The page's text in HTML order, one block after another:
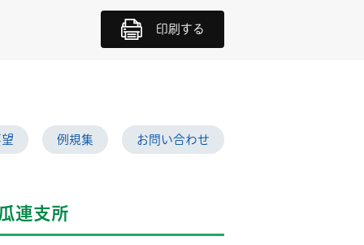
印刷する
例規集 お問い合わせ
連支所